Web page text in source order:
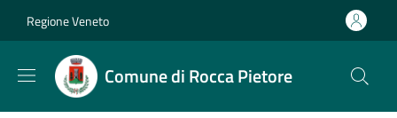
Regione Veneto
Comune di Rocca Pietore